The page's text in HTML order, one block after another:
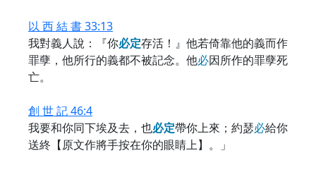
以 西 結 書 33:13
我對義人說：『你必定存活！』他若倚靠他的義而作
罪孽，他所行的義都不被記念。他必因所作的罪孽死
亡。
創 世 記 46:4
我要和你同下埃及去，也必定帶你上來；約瑟必給你
送終【原文作將手按在你的眼睛上】。」